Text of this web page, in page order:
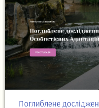
Поглиблене